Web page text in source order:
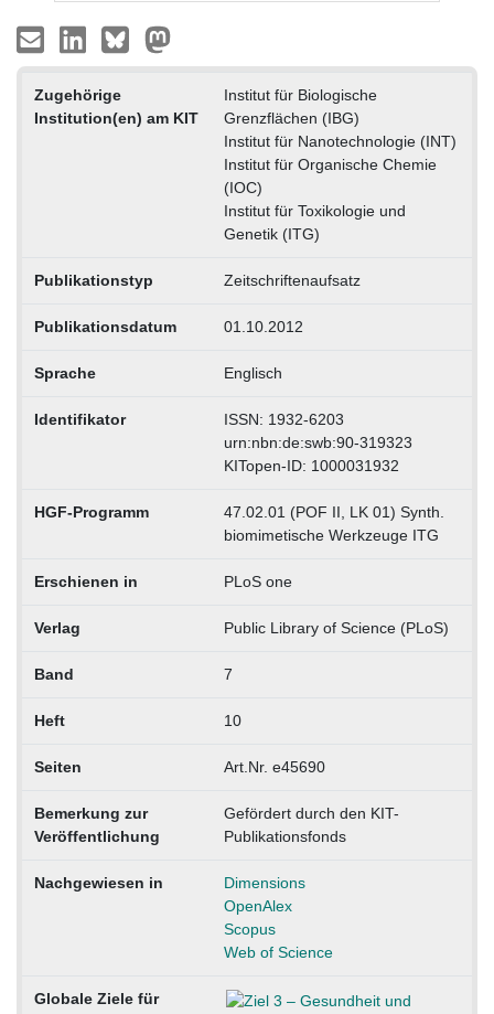
Zugehörige
Institution(en) am KIT
Institut für Biologische
Grenzflächen (IBG)
Institut für Nanotechnologie (INT)
Institut für Organische Chemie
(IOC)
Institut für Toxikologie und
Genetik (ITG)
Publikationstyp Zeitschriftenaufsatz
Publikationsdatum 01.10.2012
Sprache Englisch
Identifikator
ISSN: 1932-6203
urn:nbn:de:swb:90-319323
KITopen-ID: 1000031932
HGF-Programm
47.02.01 (POF II, LK 01) Synth.
biomimetische Werkzeuge ITG
Erschienen in PLoS one
Verlag Public Library of Science (PLoS)
Band 7
Heft 10
Seiten Art.Nr. e45690
Bemerkung zur
Veröffentlichung
Gefördert durch den KIT-
Publikationsfonds
Nachgewiesen in
Dimensions
OpenAlex
Scopus
Web of Science
Globale Ziele für